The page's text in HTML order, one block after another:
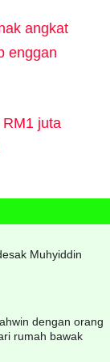
angkat
enggan
juta
Muhyiddin
dengan orang
rumah bawak